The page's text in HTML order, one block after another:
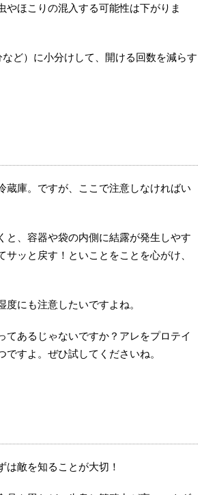
ほこりの混入する可能性は下がりま
ど）に小分けして、開ける回数を減らす
蔵庫。ですが、ここで注意しなければい
と、容器や袋の内側に結露が発生しやす
ッと戻す！といことをことを心がけ、
にも注意したいですよね。
あるじゃないですか？アレをプロテイ
すよ。ぜひ試してくださいね。
敵を知ることが大切！